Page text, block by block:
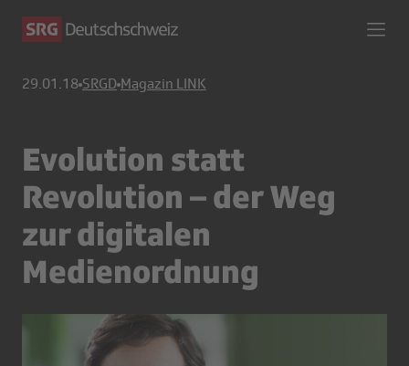
29.01.18 SRGD Magazin LINK
Evolution statt
Revolution – der Weg
zur digitalen
Medienordnung